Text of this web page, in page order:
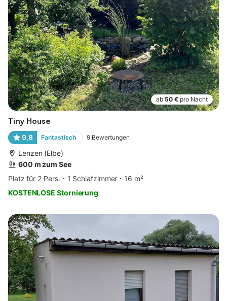
ab 50 € pro Nacht
Tiny House
9,8 Fantastisch 9 Bewertungen
Lenzen (Elbe)
600 m zum See
Platz für 2 Pers.
1 Schlafzimmer
16 m²
KOSTENLOSE Stornierung